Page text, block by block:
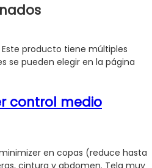
Este producto tiene múltiples
se pueden elegir en la página
control medio
en copas (reduce hasta